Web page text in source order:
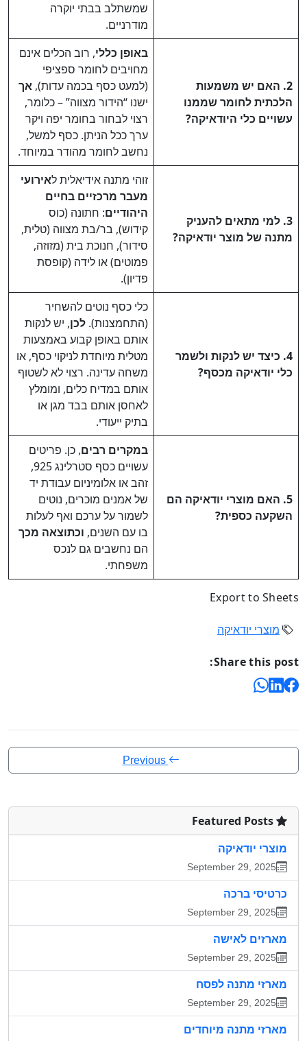
שמשתלב בבתי יוקרה
מודרניים.
2. האם יש משמעות
הלכתית לחומר שממנו
עשויים כלי היודאיקה?
באופן כללי, רוב הכלים אינם
מחויבים לחומר ספציפי
(למעט כסף בכמה עדות), אך
ישנו “הידור מצווה” – כלומר,
רצוי לבחור בחומר יפה ויקר
ערך ככל הניתן. כסף למשל,
נחשב לחומר מהודר במיוחד.
3. למי מתאים להעניק
מתנה של מוצר יודאיקה?
זוהי מתנה אידיאלית לאירועי
מעבר מרכזיים בחיים
היהודיים: חתונה (כוס
קידוש), בר/בת מצווה (טלית,
סידור), חנוכת בית (מזוזה,
פמוטים) או לידה (קופסת
פדיון).
4. כיצד יש לנקות ולשמר
כלי יודאיקה מכסף?
כלי כסף נוטים להשחיר
(התחמצנות). לכן, יש לנקות
אותם באופן קבוע באמצעות
מטלית מיוחדת לניקוי כסף, או
משחה עדינה. רצוי לא לשטוף
אותם במדיח כלים, ומומלץ
לאחסן אותם בבד מגן או
בתיק ייעודי.
5. האם מוצרי יודאיקה הם
השקעה כספית?
במקרים רבים, כן. פריטים
עשויים כסף סטרלינג 925,
זהב או אלומיניום עבודת יד
של אמנים מוכרים, נוטים
לשמור על ערכם ואף לעלות
בו עם השנים, וכתוצאה מכך
הם נחשבים גם לנכס
משפחתי.
Export to Sheets
מוצרי יודאיקה
Share this post:
Previous
Featured Posts
מוצרי יודאיקה
September 29, 2025
כרטיסי ברכה
September 29, 2025
מארזים לאישה
September 29, 2025
מארזי מתנה לפסח
September 29, 2025
מארזי מתנה מיוחדים